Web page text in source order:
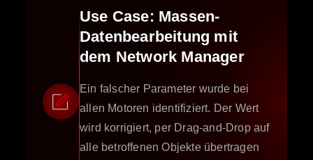
Use Case: Massen-
Datenbearbeitung mit
dem Network Manager
Ein falscher Parameter wurde bei
allen Motoren identifiziert. Der Wert
wird korrigiert, per Drag-and-Drop auf
alle betroffenen Objekte übertragen